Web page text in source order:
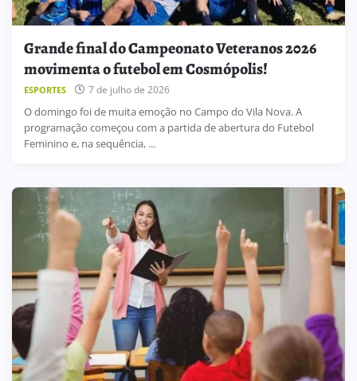
Grande final do Campeonato Veteranos 2026
movimenta o futebol em Cosmópolis!
ESPORTES 7 de julho de 2026
O domingo foi de muita emoção no Campo do Vila Nova. A
programação começou com a partida de abertura do Futebol
Feminino e, na sequência, ...